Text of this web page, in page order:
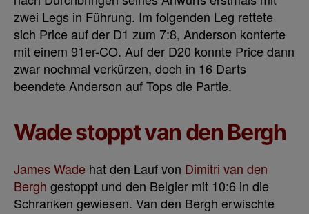
zwei Legs in Führung. Im folgenden Leg rettete
sich Price auf der D1 zum 7:8, Anderson konterte
mit einem 91er-CO. Auf der D20 konnte Price dann
zwar nochmal verkürzen, doch in 16 Darts
beendete Anderson auf Tops die Partie.
Wade stoppt van den Bergh
James Wade hat den Lauf von Dimitri van den
Bergh gestoppt und den Belgier mit 10:6 in die
Schranken gewiesen. Van den Bergh erwischte